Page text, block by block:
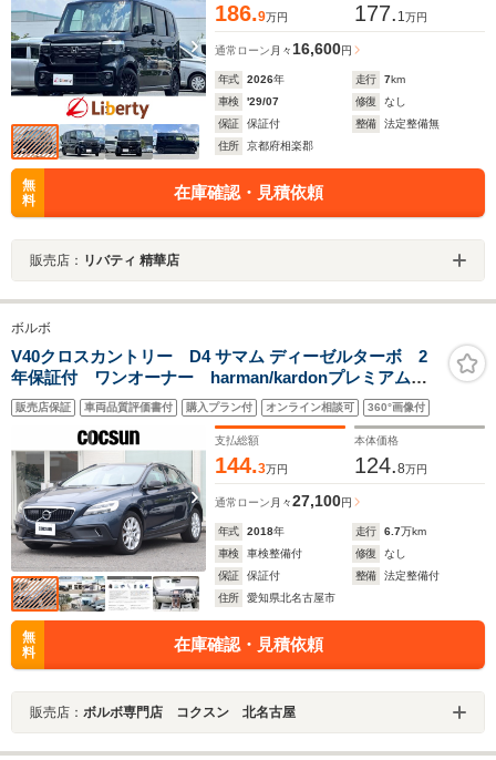
186.9万円 177. 1万円
通常ローン 月々 16,600円
年式 2026年 走行 7km
車検
'29/07 修復
なし
保証
保証付 整備
法定整備無
住所
京都府相楽郡
無
料
在庫確認・見積依頼
販売店： リバティ 精華店
ボルボ
V40クロスカントリー D4 サマム ディーゼルターボ 2
年保証付 ワンオーナー harman/kardonプレミアムオ
ーディオ ソフトベージュ本革シート パワーシート
シートヒーター モダンウッドパネル ドライブレコー
ダー ACC BLIS 禁煙車
販売店保証 車両品質評価書付 購入プラン付 オンライン相談可 360°画像付
支払総額
144.3万円
本体価格
124.8万円
通常ローン 月々27,100円
年式 2018年 走行 6.7万km
車検
車検整備付 修復
なし
保証
保証付 整備
法定整備付
住所
愛知県北名古屋市
無
料
在庫確認・見積依頼
販売店： ボルボ専門店 コクスン 北名古屋